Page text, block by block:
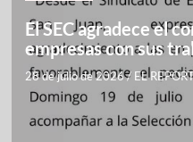
El SEC agradece el
empresas con sus
28 de julio de 2026/ EL